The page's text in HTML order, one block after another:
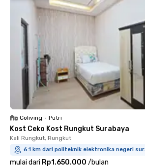
Coliving • Putri
Kost Ceko Kost Rungkut Surabaya
Kali Rungkut, Rungkut
6.1 km dari politeknik elektronika negeri
mulai dari Rp1.650.000 /bulan